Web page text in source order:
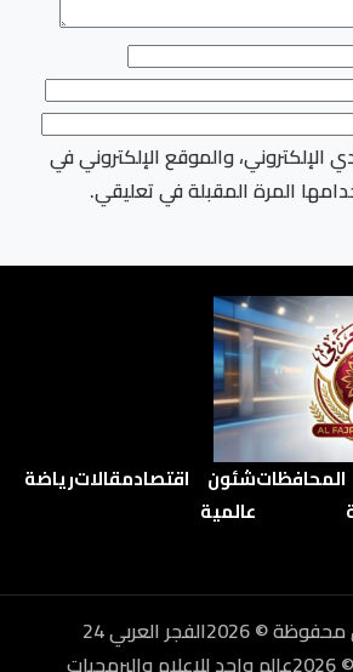
الإلكتروني، والموقع الإلكتروني في
المرة المقبلة في تعليقي.
المحافظاتشئون
عالمية
اقتصادمقالاترياضة
العربي 24